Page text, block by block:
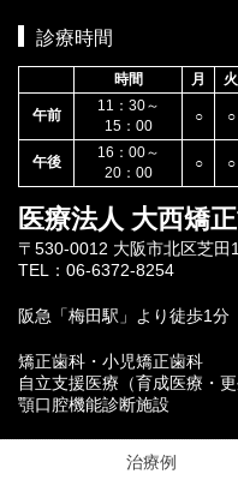
診療時間
時間 月 火
午前
11：30～
15：00
○ ○
午後
16：00～
20：00
○ ○
医療法人 大西矯
〒530-0012 大阪市北区芝田
TEL：06-6372-8254
阪急「梅田駅」より徒歩1分
矯正歯科・小児矯正歯科
自立支援医療（育成医療・
顎口腔機能診断施設
治療例